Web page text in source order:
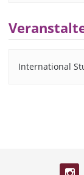
International